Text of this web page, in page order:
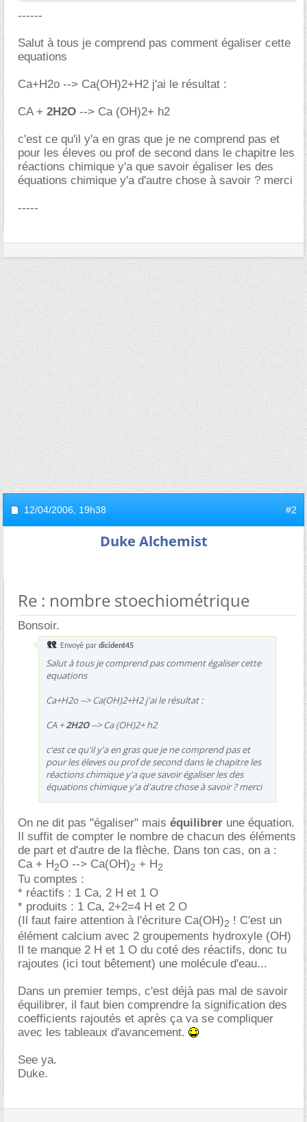
------
Salut à tous je comprend pas comment égaliser cette
equations
Ca+H2o --> Ca(OH)2+H2 j'ai le résultat :
CA + 2H2O --> Ca (OH)2+ h2
c'est ce qu'il y'a en gras que je ne comprend pas et
pour les éleves ou prof de second dans le chapitre les
réactions chimique y'a que savoir égaliser les des
équations chimique y'a d'autre chose à savoir ? merci
-----
12/04/2006, 19h38 #2
Duke Alchemist
Re : nombre stoechiométrique
Bonsoir.
Envoyé par dicident45
Salut à tous je comprend pas comment égaliser cette
equations
Ca+H2o --> Ca(OH)2+H2 j'ai le résultat :
CA +2H2O--> Ca (OH)2+ h2
c'est ce qu'il y'a en gras que je ne comprend pas et
pour les éleves ou prof de second dans le chapitre les
réactions chimique y'a que savoir égaliser les des
équations chimique y'a d'autre chose à savoir ? merci
On ne dit pas "égaliser" mais équilibrer une équation.
Il suffit de compter le nombre de chacun des éléments
de part et d'autre de la flèche. Dans ton cas, on a :
Ca + H2O --> Ca(OH)2 + H2
Tu comptes :
* réactifs : 1 Ca, 2 H et 1 O
* produits : 1 Ca, 2+2=4 H et 2 O
(Il faut faire attention à l'écriture Ca(OH)2 ! C'est un
élément calcium avec 2 groupements hydroxyle (OH)
Il te manque 2 H et 1 O du coté des réactifs, donc tu
rajoutes (ici tout bêtement) une molécule d'eau...
Dans un premier temps, c'est déjà pas mal de savoir
équilibrer, il faut bien comprendre la signification des
coefficients rajoutés et après ça va se compliquer
avec les tableaux d'avancement.
See ya.
Duke.